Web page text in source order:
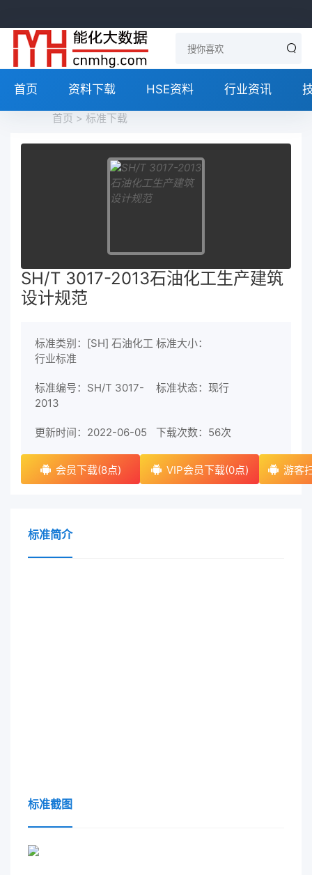
首页 资料下载 HSE资料 行业资讯
首页 > 标准下载
SH/T 3017-2013石油化工生产建筑
设计规范
标准类别：[SH] 石油化工
行业标准
标准大小：
标准编号：SH/T 3017-
2013
标准状态：现行
更新时间：2022-06-05 下载次数： 56次
会员下载(8点) VIP会员下载(0点) 游客
标准简介
标准截图